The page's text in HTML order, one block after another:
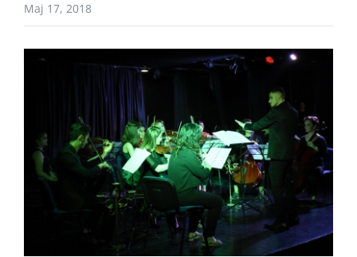
Maj 17, 2018
View